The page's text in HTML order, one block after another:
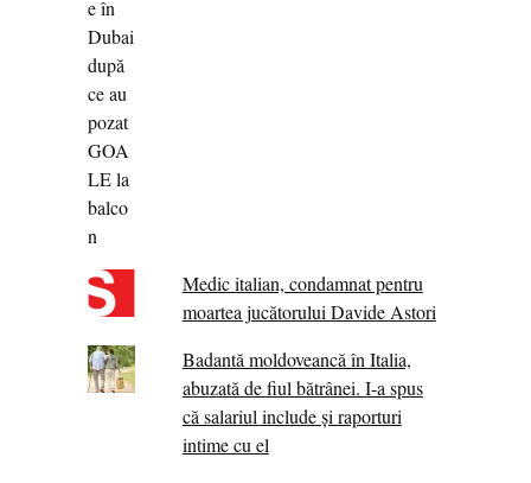
Medic italian, condamnat pentru
moartea jucătorului Davide Astori
Badantă moldoveancă în Italia,
abuzată de fiul bătrânei. I-a spus
că salariul include și raporturi
intime cu el